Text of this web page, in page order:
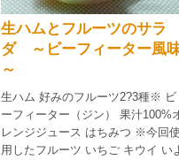
生ハムとフルーツのサラ
ダ ～ビーフィーター風
～
生ハム 好みのフルーツ2?3種※ ビ
ーフィーター（ジン） 果汁100%
レンジジュース はちみつ ※今回使
用したフルーツ いちご キウイ い